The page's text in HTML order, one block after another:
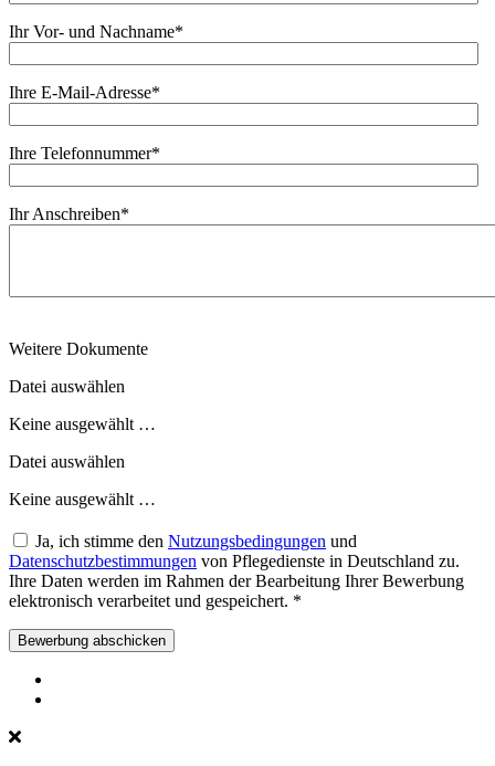
Ihr Vor- und Nachname*
Ihre E-Mail-Adresse*
Ihre Telefonnummer*
Ihr Anschreiben*
Weitere Dokumente
Datei auswählen
Keine ausgewählt …
Datei auswählen
Keine ausgewählt …
Ja, ich stimme den Nutzungsbedingungen und
Datenschutzbestimmungen von Pflegedienste in Deutschland zu.
Ihre Daten werden im Rahmen der Bearbeitung Ihrer Bewerbung
elektronisch verarbeitet und gespeichert. *
Bewerbung abschicken